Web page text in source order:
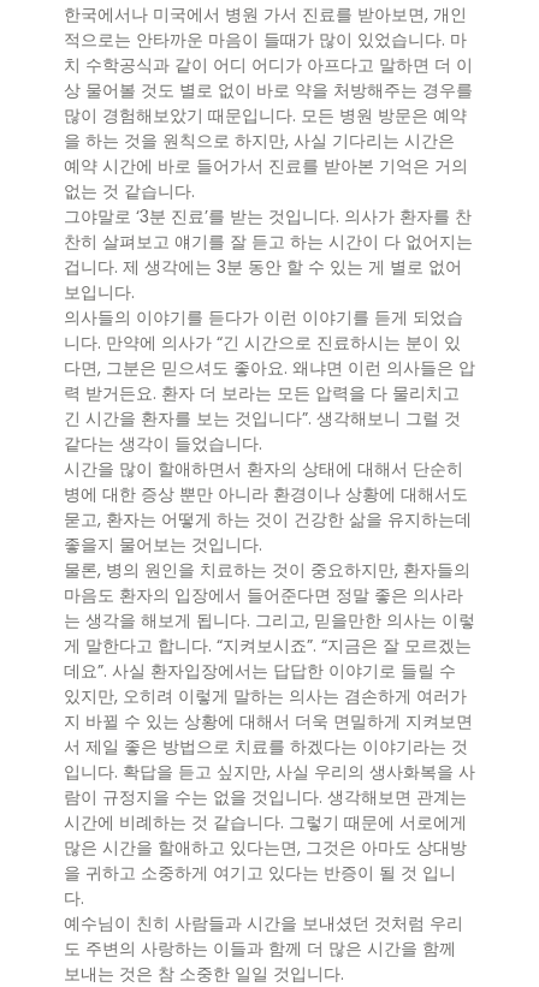
한국에서나 미국에서 병원 가서 진료를 받아보면, 개인
적으로는 안타까운 마음이 들때가 많이 있었습니다. 마
치 수학공식과 같이 어디 어디가 아프다고 말하면 더 이
상 물어볼 것도 별로 없이 바로 약을 처방해주는 경우를
많이 경험해보았기 때문입니다. 모든 병원 방문은 예약
을 하는 것을 원칙으로 하지만, 사실 기다리는 시간은
예약 시간에 바로 들어가서 진료를 받아본 기억은 거의
없는 것 같습니다.
그야말로 ‘3분 진료’를 받는 것입니다. 의사가 환자를 찬
찬히 살펴보고 얘기를 잘 듣고 하는 시간이 다 없어지는
겁니다. 제 생각에는 3분 동안 할 수 있는 게 별로 없어
보입니다.
의사들의 이야기를 듣다가 이런 이야기를 듣게 되었습
니다. 만약에 의사가 “긴 시간으로 진료하시는 분이 있
다면, 그분은 믿으셔도 좋아요. 왜냐면 이런 의사들은 압
력 받거든요. 환자 더 보라는 모든 압력을 다 물리치고
긴 시간을 환자를 보는 것입니다”. 생각해보니 그럴 것
같다는 생각이 들었습니다.
시간을 많이 할애하면서 환자의 상태에 대해서 단순히
병에 대한 증상 뿐만 아니라 환경이나 상황에 대해서도
묻고, 환자는 어떻게 하는 것이 건강한 삶을 유지하는데
좋을지 물어보는 것입니다.
물론, 병의 원인을 치료하는 것이 중요하지만, 환자들의
마음도 환자의 입장에서 들어준다면 정말 좋은 의사라
는 생각을 해보게 됩니다. 그리고, 믿을만한 의사는 이렇
게 말한다고 합니다. “지켜보시죠”. “지금은 잘 모르겠는
데요”. 사실 환자입장에서는 답답한 이야기로 들릴 수
있지만, 오히려 이렇게 말하는 의사는 겸손하게 여러가
지 바뀔 수 있는 상황에 대해서 더욱 면밀하게 지켜보면
서 제일 좋은 방법으로 치료를 하겠다는 이야기라는 것
입니다. 확답을 듣고 싶지만, 사실 우리의 생사화복을 사
람이 규정지을 수는 없을 것입니다. 생각해보면 관계는
시간에 비례하는 것 같습니다. 그렇기 때문에 서로에게
많은 시간을 할애하고 있다는면, 그것은 아마도 상대방
을 귀하고 소중하게 여기고 있다는 반증이 될 것 입니
다.
예수님이 친히 사람들과 시간을 보내셨던 것처럼 우리
도 주변의 사랑하는 이들과 함께 더 많은 시간을 함께
보내는 것은 참 소중한 일일 것입니다.